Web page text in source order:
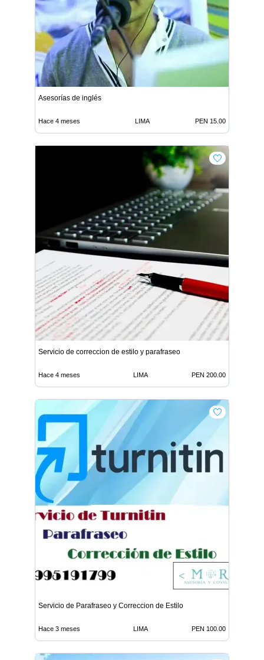
Asesorías de inglés
Hace 4 meses LIMA PEN 15.00
Servicio de correccion de estilo y parafraseo
Hace 4 meses LIMA PEN 200.00
Servicio de Parafraseo y Correccion de Estilo
Hace 3 meses LIMA PEN 100.00